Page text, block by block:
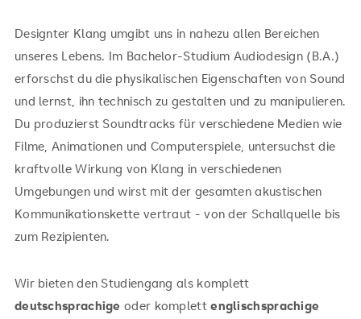
Designter Klang umgibt uns in nahezu allen Bereichen
unseres Lebens. Im Bachelor-Studium Audiodesign (B.A.)
erforschst du die physikalischen Eigenschaften von Sound
und lernst, ihn technisch zu gestalten und zu manipulieren.
Du produzierst Soundtracks für verschiedene Medien wie
Filme, Animationen und Computerspiele, untersuchst die
kraftvolle Wirkung von Klang in verschiedenen
Umgebungen und wirst mit der gesamten akustischen
Kommunikationskette vertraut - von der Schallquelle bis
zum Rezipienten.
Wir bieten den Studiengang als komplett
deutschsprachigeoder komplettenglischsprachige